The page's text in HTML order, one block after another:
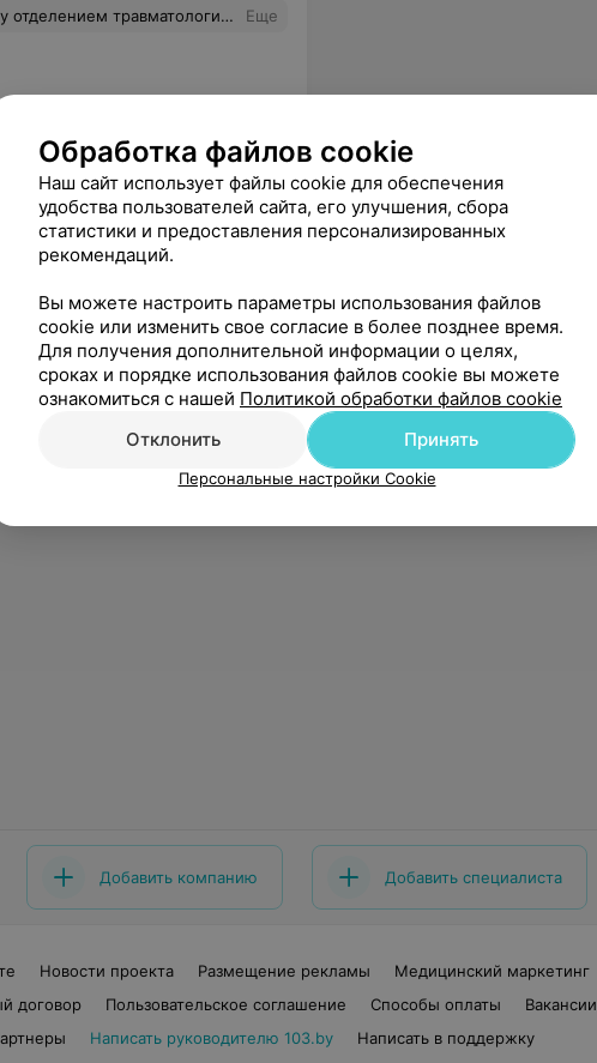
стержнем). Большое спасибо за чуткость, внимание и высокий профессионализм. Урбанович Р. С. Логойск Еще
был немалый опыт работы с хирургами-стоматологами. Но тут прям красный флаг. Если хотите бережного отношения и пальпаторной нормы, убедительно не рекомендую!!!
Добавить компанию Добавить специалиста
Новости проекта Размещение рекламы
Медицинский маркетинг
договор
Пользовательское соглашение Способы оплаты
Вакансии
Написать руководителю 103.by
Написать в поддержку
Обработка файлов cookie
Наш сайт использует файлы cookie для обеспечения
удобства пользователей сайта, его улучшения, сбора
статистики и предоставления персонализированных
рекомендаций.
Вы можете настроить параметры использования файлов
cookie или изменить свое согласие в более позднее время.
Для получения дополнительной информации о целях,
сроках и порядке использования файлов cookie вы можете
ознакомиться с нашей Политикой обработки файлов cookie
Отклонить
Принять
Персональные настройки Cookie